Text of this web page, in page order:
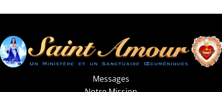
Messages